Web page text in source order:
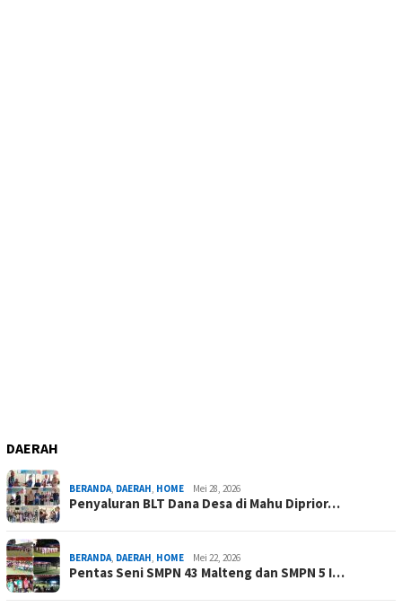
DAERAH
BERANDA, DAERAH, HOME Mei 28, 2026
Penyaluran BLT Dana Desa di Mahu Diprior…
BERANDA, DAERAH, HOME Mei 22, 2026
Pentas Seni SMPN 43 Malteng dan SMPN 5 I…